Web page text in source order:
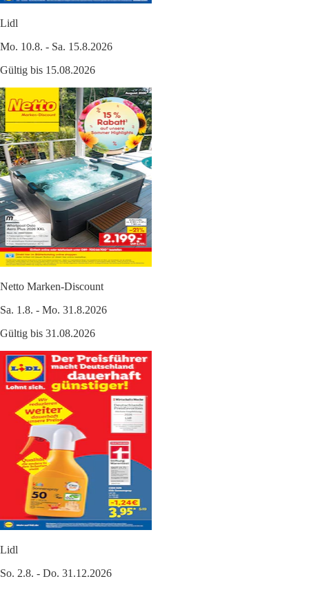
Lidl
Mo. 10.8. - Sa. 15.8.2026
Gültig bis 15.08.2026
Netto Marken-Discount
Sa. 1.8. - Mo. 31.8.2026
Gültig bis 31.08.2026
Lidl
So. 2.8. - Do. 31.12.2026